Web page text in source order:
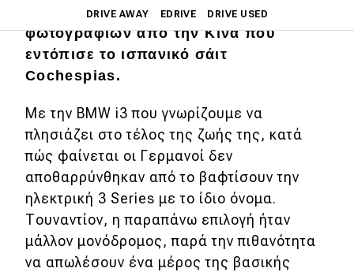
DRIVE AWAY EDRIVE DRIVE USED
Main navigation
Επικαιρότητα
Νέα μοντέλα
Πρωτότυπα
Ελλάδα
Κόσμος
Τεχνολογία
Ασφάλεια
ηλεκτρική 3 Series, μέσω της διαρροής
φωτογραφιών από την Κίνα που
εντόπισε το ισπανικό σάιτ
Cochespias.
Με την BMW i3 που γνωρίζουμε να
πλησιάζει στο τέλος της ζωής της, κατά
πώς φαίνεται οι Γερμανοί δεν
αποθαρρύνθηκαν από το βαφτίσουν την
ηλεκτρική 3 Series με το ίδιο όνομα.
Τουναντίον, η παραπάνω επιλογή ήταν
μάλλον μονόδρομος, παρά την πιθανότητα
να απωλέσουν ένα μέρος της βασικής